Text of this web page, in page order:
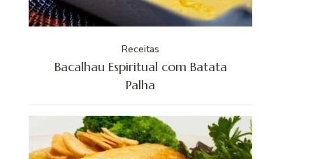
Receitas
Bacalhau Espiritual com Batata
Palha